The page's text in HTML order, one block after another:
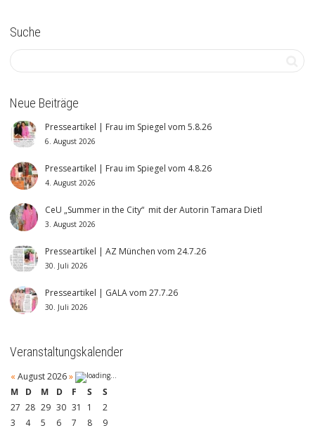
Suche
Neue Beiträge
Presseartikel | Frau im Spiegel vom 5.8.26
6. August 2026
Presseartikel | Frau im Spiegel vom 4.8.26
4. August 2026
CeU „Summer in the City“ mit der Autorin Tamara Dietl
3. August 2026
Presseartikel | AZ München vom 24.7.26
30. Juli 2026
Presseartikel | GALA vom 27.7.26
30. Juli 2026
Veranstaltungskalender
« August 2026»
M
D M D F S
S
27 28 29 30 31 1
2
3
4 5 6 7 8
9